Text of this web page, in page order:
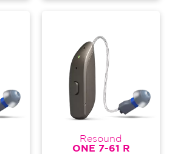
Resound
ONE 7-61 R